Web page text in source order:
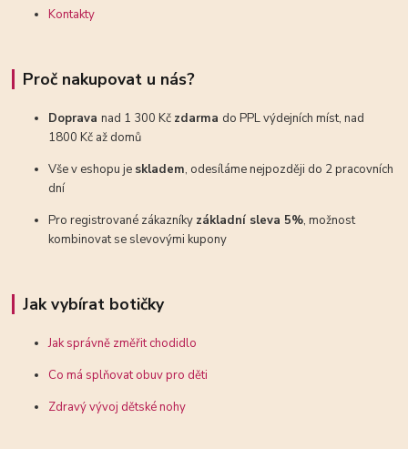
Kontakty
Proč nakupovat u nás?
Dopravanad 1 300 Kč zdarma do PPL výdejních míst, nad
1800 Kč až domů
Vše v eshopu je skladem, odesíláme nejpozději do 2 pracovních
dní
Pro registrované zákazníky základní sleva 5%, možnost
kombinovat se slevovými kupony
Jak vybírat botičky
Jak správně změřit chodidlo
Co má splňovat obuv pro děti
Zdravý vývoj dětské nohy